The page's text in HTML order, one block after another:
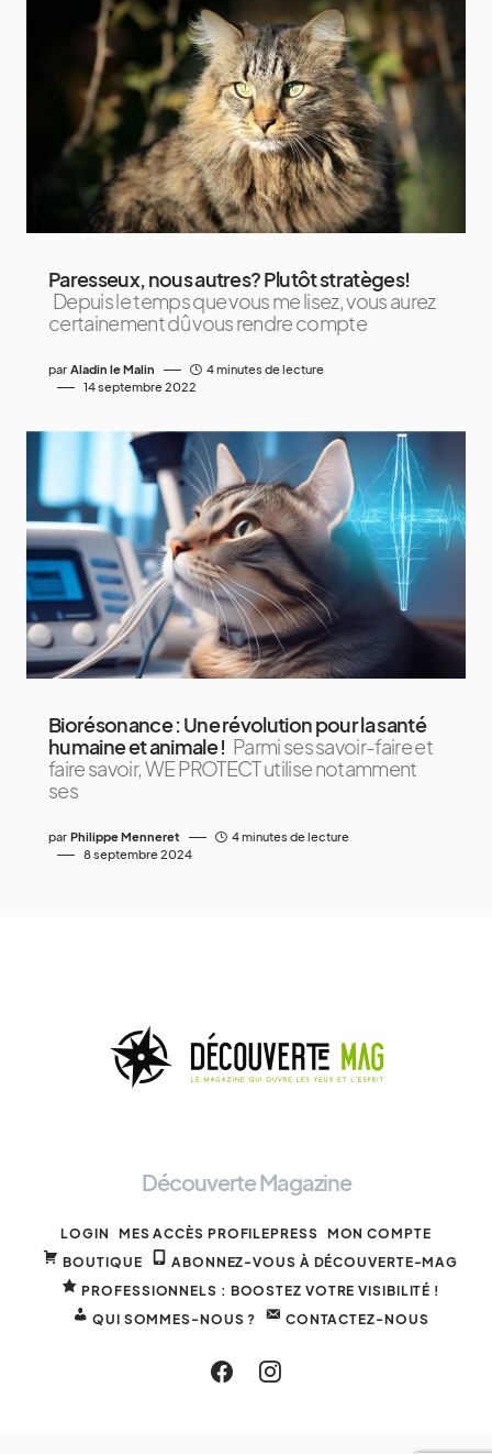
Paresseux, nous autres? Plutôt stratèges!
Depuis le temps que vous me lisez, vous aurez
certainement dû vous rendre compte
par Aladin le Malin
4 minutes de lecture
14 septembre 2022
Biorésonance : Une révolution pour la santé
humaine et animale ! Parmi ses savoir-faire et
faire savoir, WE PROTECT utilise notamment
ses
par Philippe Menneret
4 minutes de lecture
8 septembre 2024
Découverte Magazine
LOGIN MES ACCÈS PROFILEPRESS MON COMPTE
BOUTIQUE
ABONNEZ-VOUS À DÉCOUVERTE-MAG
PROFESSIONNELS : BOOSTEZ VOTRE VISIBILITÉ !
QUI SOMMES-NOUS ?
CONTACTEZ-NOUS